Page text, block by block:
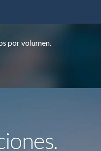
por volumen.